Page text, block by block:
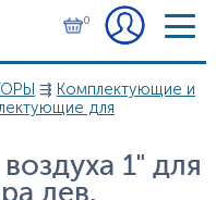
0
⇶ Комплектующие и
для
1" для
лев.